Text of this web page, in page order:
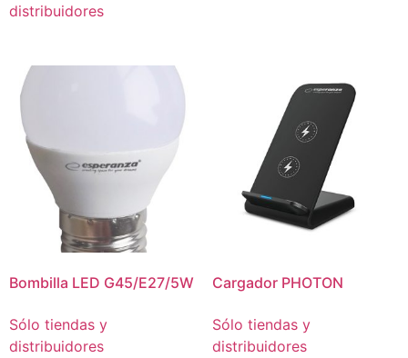
distribuidores
Bombilla LED G45/E27/5W
Sólo tiendas y
distribuidores
Cargador PHOTON
Sólo tiendas y
distribuidores